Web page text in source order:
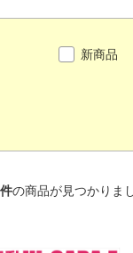
新商品
件の商品が見つかりま